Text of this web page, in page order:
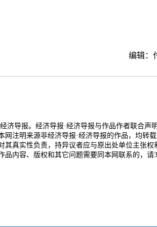
编辑：
济导报。经济导报·经济导报与作品作者联合声
注明来源非经济导报·经济导报的作品，均转
真实性负责，持异议者应与原出处单位主张权
内容、版权和其它问题需要同本网联系的，请